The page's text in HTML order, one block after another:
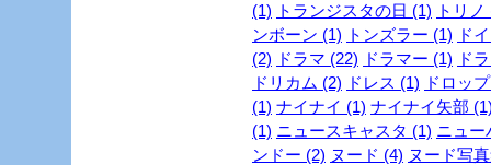
(1) トランジスタの日 (1) トリノ
ンボーン (1) トンズラー (1) ド
(2) ドラマ (22) ドラマー (1) ド
ドリカム (2) ドレス (1) ドロッ
(1) ナイナイ (1) ナイナイ矢部
(1) ニュースキャスタ (1) ニュー
ンドー (2) ヌード (4) ヌード写